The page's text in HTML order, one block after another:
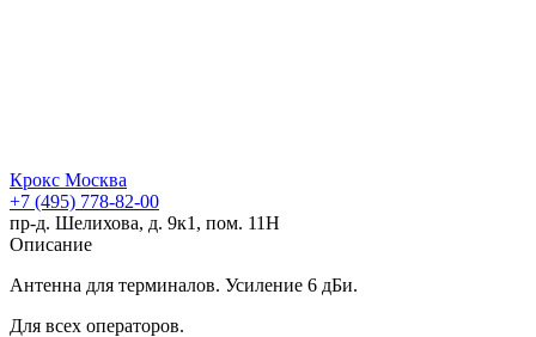
Крокс Москва
+7 (495) 778-82-00
пр-д. Шелихова, д. 9к1, пом. 11Н
Описание
Антенна для терминалов. Усиление 6 дБи.
Для всех операторов.